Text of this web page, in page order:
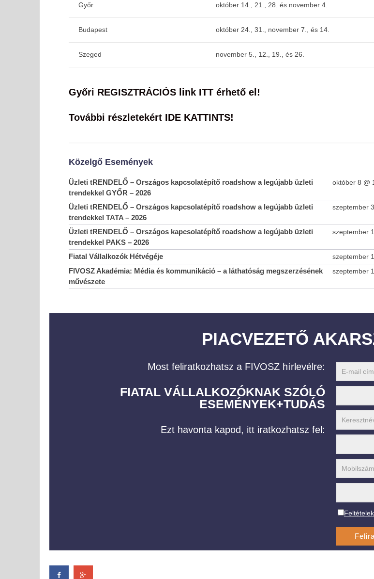
Új régiós mozgásTÉR – üzleti lehetőségek, kapcsolatépítés
és vállalkozói szemlélet Szabolcs-Szatmár-Beregben
2019-
gazdaságpolitikai fórumán a párizsi Ministerial
Meetingen
2019-
Ipari és Gyártó Bizottság
2019-
10-08
19 éves a FIVOSZ: új munkacsoportokkal és
javaslatokkal készülnek a fiatal vállalkozók
10-08
Győr október 14., 21., 28. és november 4.
Budapest október 24., 31., november 7., és 14.
Szeged november 5., 12., 19., és 26.
Győri REGISZTRÁCIÓS link ITT érhető el!
További részletekért IDE KATTINTS!
Közelgő Események
Üzleti tRENDELŐ – Országos kapcsolatépítő roadshow a legújabb üzleti
trendekkel GYŐR – 2026
október 8 @
Üzleti tRENDELŐ – Országos kapcsolatépítő roadshow a legújabb üzleti
trendekkel TATA – 2026
szeptember
Üzleti tRENDELŐ – Országos kapcsolatépítő roadshow a legújabb üzleti
trendekkel PAKS – 2026
szeptember
Fiatal Vállalkozók Hétvégéje szeptember
FIVOSZ Akadémia: Média és kommunikáció – a láthatóság megszerzésének
művészete
szeptember
PIACVEZETŐ
Most feliratkozhatsz a FIVOSZ hírlevélre:
FIATAL VÁLLALKOZÓKNAK SZÓLÓ
ESEMÉNYEK+TUDÁS
Ezt havonta kapod, itt iratkozhatsz fel: